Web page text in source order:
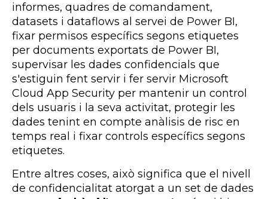
informes, quadres de comandament,
datasets i dataflows al servei de Power BI,
fixar permisos específics segons etiquetes
per documents exportats de Power BI,
supervisar les dades confidencials que
s'estiguin fent servir i fer servir Microsoft
Cloud App Security per mantenir un control
dels usuaris i la seva activitat, protegir les
dades tenint en compte anàlisis de risc en
temps real i fixar controls específics segons
etiquetes.
Entre altres coses, això significa que el nivell
de confidencialitat atorgat a un set de dades